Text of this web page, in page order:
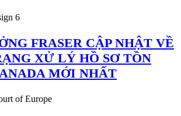
FRASER CẬP NHẬT VỀ
XỬ LÝ HỒ SƠ TỒN
MỚI NHẤT